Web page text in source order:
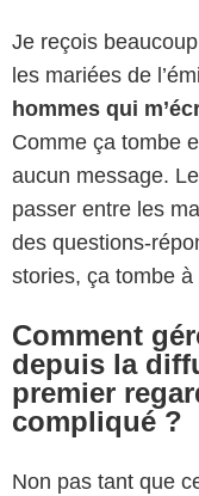
Je reçois
les mariées de
hommes qui
Comme ça tombe
aucun message.
passer entre les
des questions-
stories, ça tombe
Comment
depuis la
premier
compliqué ?
Non pas tant que